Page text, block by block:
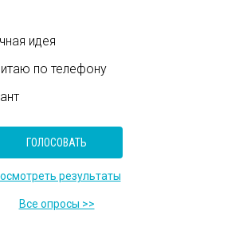
идея
по телефону
результаты
Все опросы >>